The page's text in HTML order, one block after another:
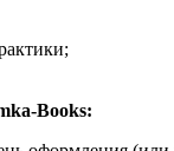
Books: